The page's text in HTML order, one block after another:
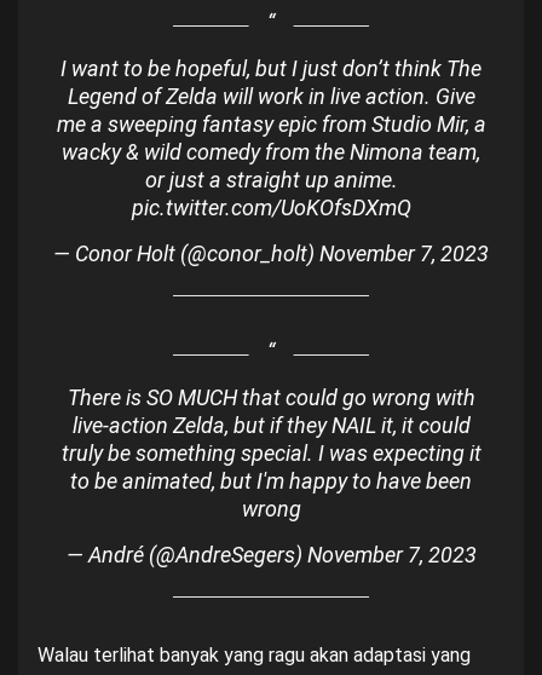
I want to be hopeful, but I just don’t think The
Legend of Zelda will work in live action. Give
me a sweeping fantasy epic from Studio Mir, a
wacky & wild comedy from the Nimona team,
or just a straight up anime.
pic.twitter.com/UoKOfsDXmQ
— Conor Holt (@conor_holt) November 7, 2023
There is SO MUCH that could go wrong with
live-action Zelda, but if they NAIL it, it could
truly be something special. I was expecting it
to be animated, but I'm happy to have been
wrong
— André (@AndreSegers) November 7, 2023
Walau terlihat banyak yang ragu akan adaptasi yang